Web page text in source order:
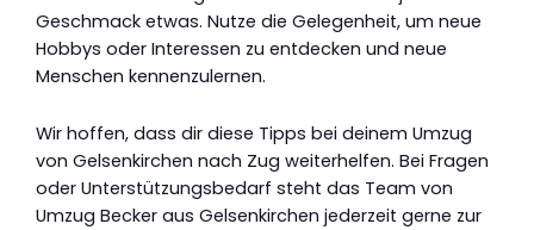
Geschmack etwas. Nutze die Gelegenheit, um neue
Hobbys oder Interessen zu entdecken und neue
Menschen kennenzulernen.
Wir hoffen, dass dir diese Tipps bei deinem Umzug
von Gelsenkirchen nach Zug weiterhelfen. Bei Fragen
oder Unterstützungsbedarf steht das Team von
Umzug Becker aus Gelsenkirchen jederzeit gerne zur